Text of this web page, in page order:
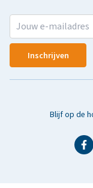
Inschrijven
Blijf op de